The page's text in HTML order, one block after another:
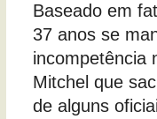
Baseado em
37 anos se
incompetência
Mitchel que
de alguns